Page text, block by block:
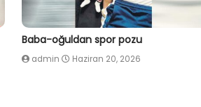
Baba-oğuldan spor pozu
admin Haziran 20, 2026